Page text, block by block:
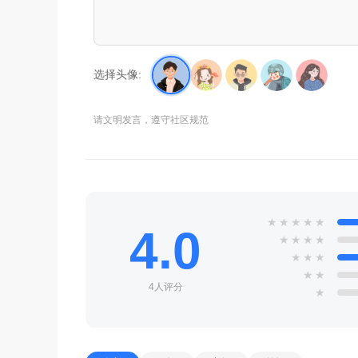
选择头像:
请文明发言，遵守社区规范
4.0
4人评分
★ ★ ★ ★ ★
★ ★ ★ ★
★ ★ ★
★ ★
★